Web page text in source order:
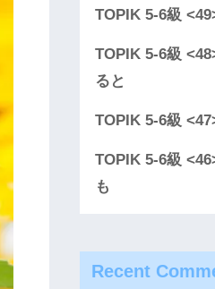
TOPIK 5-6級
TOPIK 5-6級
ると
TOPIK 5-6級
TOPIK 5-6級
も
Recent